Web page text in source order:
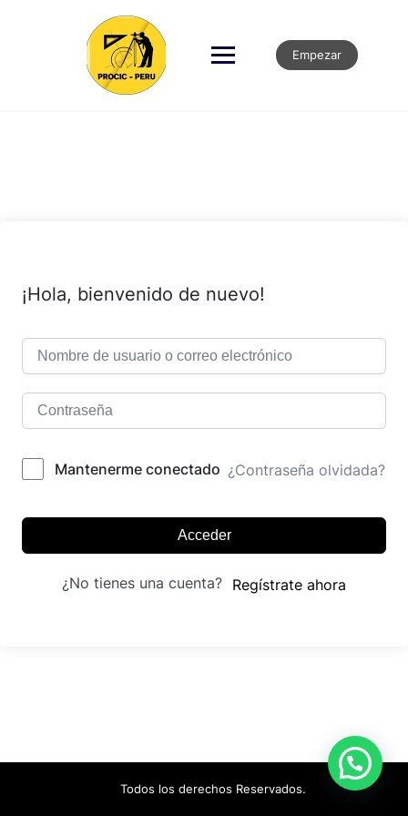
Empezar
¡Hola, bienvenido de nuevo!
Mantenerme conectado ¿Contraseña olvidada?
Acceder
¿No tienes una cuenta? Regístrate ahora
Todos los derechos Reservados.